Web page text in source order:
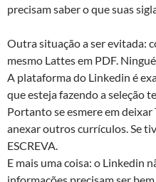
precisam saber o que suas
Outra situação a ser evitada:
mesmo Lattes em PDF.
A plataforma do Linkedin é
que esteja fazendo a seleção
Portanto se esmere em
anexar outros currículos. Se
ESCREVA.
E mais uma coisa: o Linkedin